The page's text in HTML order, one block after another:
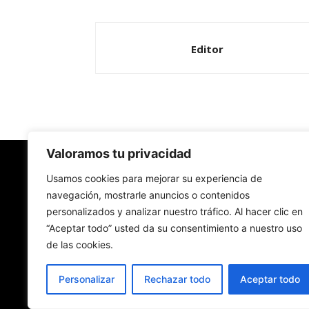
Valoramos tu privacidad
Usamos cookies para mejorar su experiencia de
navegación, mostrarle anuncios o contenidos
personalizados y analizar nuestro tráfico. Al hacer clic en
“Aceptar todo” usted da su consentimiento a nuestro uso
de las cookies.
Personalizar Rechazar todo Aceptar todo
Editor
Redes Cristianas
Una mirada alternativa sobre la Iglesia católica
- Colectivos de Redes Cristianas